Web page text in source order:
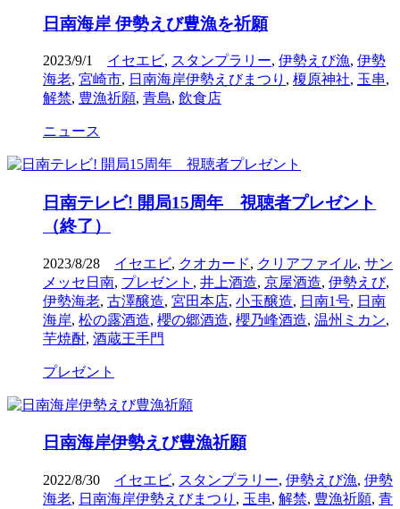
日南海岸 伊勢えび豊漁を祈願
2023/9/1 イセエビ, スタンプラリー, 伊勢えび漁, 伊勢
海老, 宮崎市, 日南海岸伊勢えびまつり , 榎原神社, 玉串,
解禁, 豊漁祈願, 青島, 飲食店
ニュース
日南テレビ! 開局15周年 視聴者プレゼント
（終了）
2023/8/28 イセエビ, クオカード, クリアファイル, サン
メッセ日南, プレゼント , 井上酒造, 京屋酒造, 伊勢えび,
伊勢海老, 古澤醸造, 宮田本店, 小玉醸造, 日南1号, 日南
海岸, 松の露酒造, 櫻の郷酒造, 櫻乃峰酒造, 温州ミカン,
芋焼酎, 酒蔵王手門
プレゼント
日南海岸伊勢えび豊漁祈願
2022/8/30 イセエビ, スタンプラリー, 伊勢えび漁, 伊勢
海老, 日南海岸伊勢えびまつり , 玉串, 解禁, 豊漁祈願, 青